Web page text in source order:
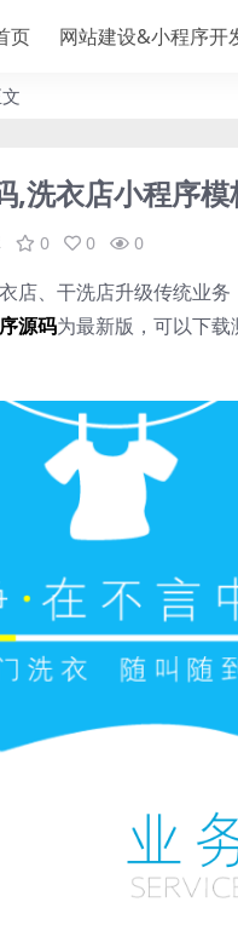
页 网站建设&小程序开
,洗衣店小程序
0 0 0
店、干洗店升级传统业
源码为最新版，可以下